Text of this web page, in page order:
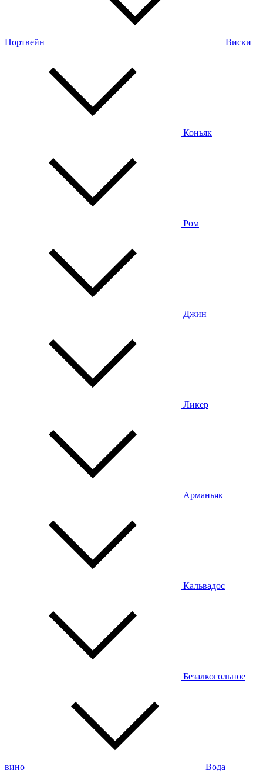
Портвейн Виски
Коньяк
Ром
Джин
Ликер
Арманьяк
Кальвадос
Безалкогольное
вино Вода